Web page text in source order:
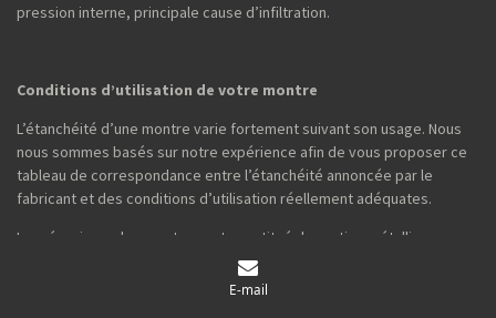
pression interne, principale cause d’infiltration.
Conditions d’utilisation de votre montre
L’étanchéité d’une montre varie fortement suivant son usage. Nous
nous sommes basés sur notre expérience afin de vous proposer ce
tableau de correspondance entre l’étanchéité annoncée par le
fabricant et des conditions d’utilisation réellement adéquates.
Le mécanisme des montres est constitué de parties métalliques.
Idéalement il ne doit pas entrer en contact avec de l’eau.
Le vieillissement des joints et les chocs accidentels peuvent altérer
E-mail